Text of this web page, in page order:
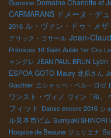
Garonne Domaine Charlotte et
CARMARANS ドメーヌ・デ
2016 ル・ヴァン・ドゥ・メザ
デリック・コサール Jean-
Prémices 16 Saint Aubin 1er Cru
ャングレ JEAN PAUL BRUN Lyon
ESPOA GOTO Maury 北原さん
Gauthier エシャッペ・ベル・ロゼ
ワンスト・ヴィノ ワイン「和」
フィット Danse encore 2016 シ
ル見本市ビム Sumiyaki SHINORI
Hospice de Beaune ジュリエナ